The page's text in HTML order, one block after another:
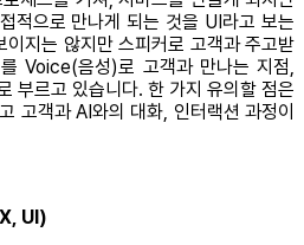
적으로 만나게 되는 것을 UI라고 보는
지는 않지만 스피커로 고객과 주고받
Voice(음성)로 고객과 만나는 지점,
르고 있습니다. 한 가지 유의할 점은
고객과 AI와의 대화, 인터랙션 과정이
UI)